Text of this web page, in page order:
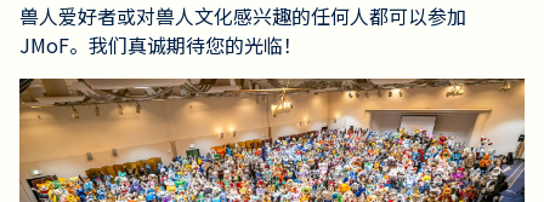
兽人爱好者或对兽人文化感兴趣的任何人都可以参加
JMoF。我们真诚期待您的光临！